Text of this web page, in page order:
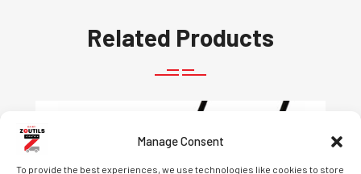
Manage Consent
To provide the best experiences, we use technologies like cookies to store
Related Products